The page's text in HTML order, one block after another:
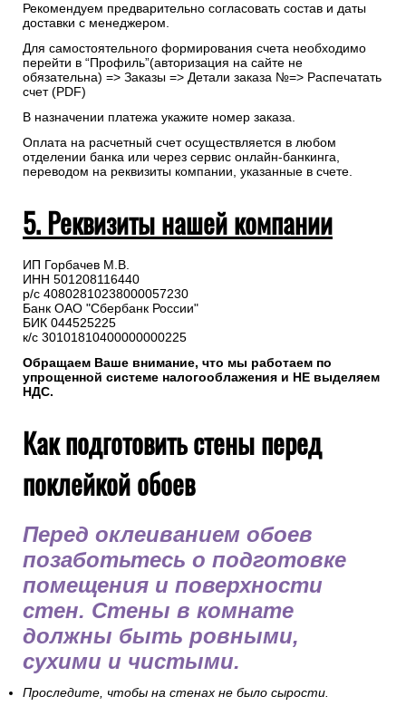
Рекомендуем предварительно согласовать состав и даты
доставки с менеджером.
Для самостоятельного формирования счета необходимо
перейти в “Профиль”(авторизация на сайте не
обязательна) => Заказы => Детали заказа №=> Распечатать
счет (PDF)
В назначении платежа укажите номер заказа.
Оплата на расчетный счет осуществляется в любом
отделении банка или через сервис онлайн-банкинга,
переводом на реквизиты компании, указанные в счете.
5. Реквизиты нашей компании
ИП Горбачев М.В.
ИНН 501208116440
р/с 40802810238000057230
Банк ОАО "Сбербанк России"
БИК 044525225
к/с 30101810400000000225
Обращаем Ваше внимание, что мы работаем по
упрощенной системе налогооблажения и НЕ выделяем
НДС.
Как подготовить стены перед
поклейкой обоев
Перед оклеиванием обоев
позаботьтесь о подготовке
помещения и поверхности
стен. Стены в комнате
должны быть ровными,
сухими и чистыми.
Проследите, чтобы на стенах не было сырости.